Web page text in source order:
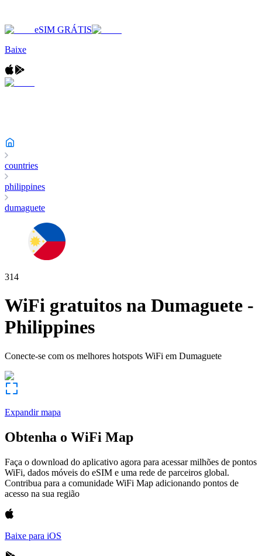
eSIM GRÁTIS
Baixe
countries
philippines
dumaguete
314
WiFi gratuitos na Dumaguete -
Philippines
Conecte-se com os melhores hotspots WiFi em Dumaguete
Expandir mapa
Obtenha o WiFi Map
Faça o download do aplicativo agora para acessar milhões de pontos
WiFi, dados móveis do eSIM e uma rede de parceiros global.
Contribua para a comunidade WiFi Map adicionando pontos de
acesso na sua região
Baixe para iOS